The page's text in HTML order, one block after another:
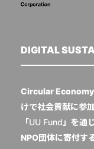
DIGITAL
Circular Economy
けで社会貢献に参
「UU Fund 」を通
NPO団体に寄付す